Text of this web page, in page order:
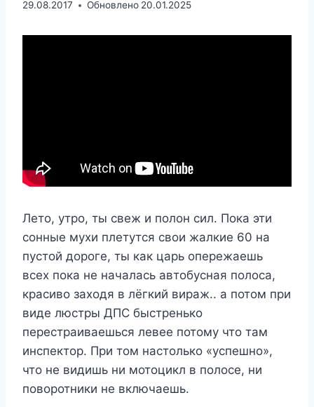
29.08.2017 Обновлено 20.01.2025
Лето, утро, ты свеж и полон сил. Пока эти
сонные мухи плетутся свои жалкие 60 на
пустой дороге, ты как царь опережаешь
всех пока не началась автобусная полоса,
красиво заходя в лёгкий вираж.. а потом при
виде люстры ДПС быстренько
перестраиваешься левее потому что там
инспектор. При том настолько «успешно»,
что не видишь ни мотоцикл в полосе, ни
поворотники не включаешь.